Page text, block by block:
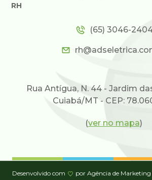
RH
(65) 3046-
Rua Antígua, N. 44 - Jardim
Cuiabá/MT - CEP:
(ver no mapa)
Desenvolvido com
por Agência de